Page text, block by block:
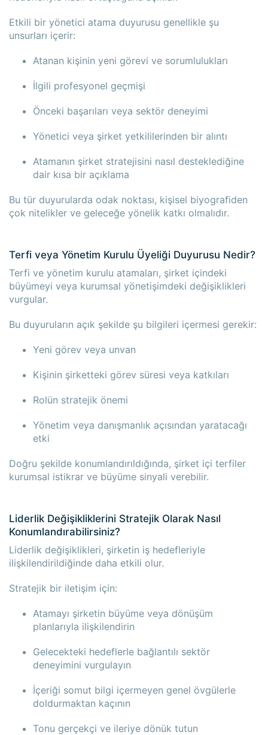
Etkili bir yönetici atama duyurusu genellikle şu
unsurları içerir:
Atanan kişinin yeni görevi ve sorumlulukları
İlgili profesyonel geçmişi
Önceki başarıları veya sektör deneyimi
Yönetici veya şirket yetkililerinden bir alıntı
Atamanın şirket stratejisini nasıl desteklediğine
dair kısa bir açıklama
Bu tür duyurularda odak noktası, kişisel biyografiden
çok nitelikler ve geleceğe yönelik katkı olmalıdır.
Terfi veya Yönetim Kurulu Üyeliği Duyurusu Nedir?
Terfi ve yönetim kurulu atamaları, şirket içindeki
büyümeyi veya kurumsal yönetişimdeki değişiklikleri
vurgular.
Bu duyuruların açık şekilde şu bilgileri içermesi gerekir:
Yeni görev veya unvan
Kişinin şirketteki görev süresi veya katkıları
Rolün stratejik önemi
Yönetim veya danışmanlık açısından yaratacağı
etki
Doğru şekilde konumlandırıldığında, şirket içi terfiler
kurumsal istikrar ve büyüme sinyali verebilir.
Liderlik Değişikliklerini Stratejik Olarak Nasıl
Konumlandırabilirsiniz?
Liderlik değişiklikleri, şirketin iş hedefleriyle
ilişkilendirildiğinde daha etkili olur.
Stratejik bir iletişim için:
Atamayı şirketin büyüme veya dönüşüm
planlarıyla ilişkilendirin
Gelecekteki hedeflerle bağlantılı sektör
deneyimini vurgulayın
İçeriği somut bilgi içermeyen genel övgülerle
doldurmaktan kaçının
Tonu gerçekçi ve ileriye dönük tutun